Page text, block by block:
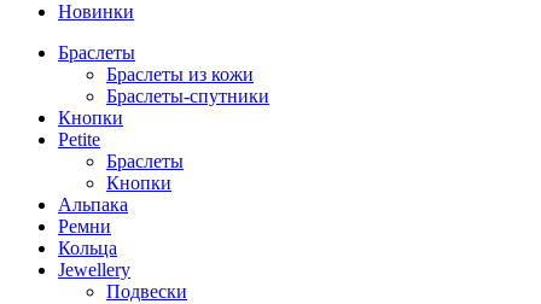
Новинки
Браслеты
Браслеты из кожи
Браслеты-спутники
Кнопки
Petite
Браслеты
Кнопки
Альпака
Ремни
Кольца
Jewellery
Подвески